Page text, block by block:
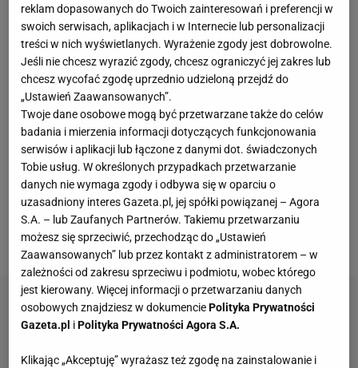
Rozdawanie autografów po meczu oraz
obdarowywanie fanów pamiątkami typu część
ubioru z meczu czy ręcznik, to w tenisie normalność.
Niestety nie zawsze prowadzi to do normalnych
sytuacji. Przekonała się o tym Jasmine
jednym ze swoichmeczówdeblowych na kortach
Roland Garros. Razem z Sarą Errani pokonały w
sobotę 31 maja duet Yue Yuan - Lulu Sun 7:5, 6:2 i
zameldowały się w III rundzie. Po zakończeniu
spotkania zostały jeszcze chwilę na korcie, by dać
kibicomnieco autografów.
reklam dopasowanych do Twoich zainteresowań i preferencji w
swoich serwisach, aplikacjach i w Internecie lub personalizacji
treści w nich wyświetlanych. Wyrażenie zgody jest dobrowolne.
Jeśli nie chcesz wyrazić zgody, chcesz ograniczyć jej zakres lub
chcesz wycofać zgodę uprzednio udzieloną przejdź do
„Ustawień Zaawansowanych”.
Twoje dane osobowe mogą być przetwarzane także do celów
badania i mierzenia informacji dotyczących funkcjonowania
serwisów i aplikacji lub łączone z danymi dot. świadczonych
Tobie usług. W określonych przypadkach przetwarzanie
danych nie wymaga zgody i odbywa się w oparciu o
uzasadniony interes Gazeta.pl, jej spółki powiązanej – Agora
S.A. – lub Zaufanych Partnerów. Takiemu przetwarzaniu
możesz się sprzeciwić, przechodząc do „Ustawień
Zaawansowanych” lub przez kontakt z administratorem – w
zależności od zakresu sprzeciwu i podmiotu, wobec którego
jest kierowany. Więcej informacji o przetwarzaniu danych
osobowych znajdziesz w dokumenciePolityka Prywatności
Gazeta.pl iPolityka Prywatności Agora S.A.
Klikając „Akceptuję” wyrażasz też zgodę na zainstalowanie i